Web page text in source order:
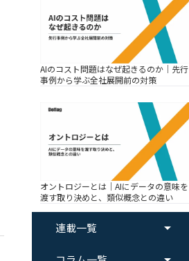
AIのコスト問題はなぜ起きるのか｜先行
事例から学ぶ全社展開前の対策
オントロジーとは｜AIにデータの意味を
渡す取り決めと、類似概念との違い
連載一覧 arrow_drop_up